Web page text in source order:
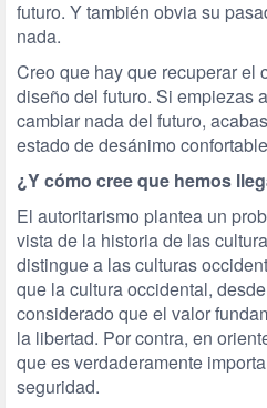
futuro. Y también obvia su
nada.
Creo que hay que recuperar el
diseño del futuro. Si empiezas
cambiar nada del futuro,
estado de desánimo
¿Y cómo cree que hemos
El autoritarismo plantea un
vista de la historia de las
distingue a las culturas
que la cultura occidental,
considerado que el valor
la libertad. Por contra, en
que es verdaderamente
seguridad.